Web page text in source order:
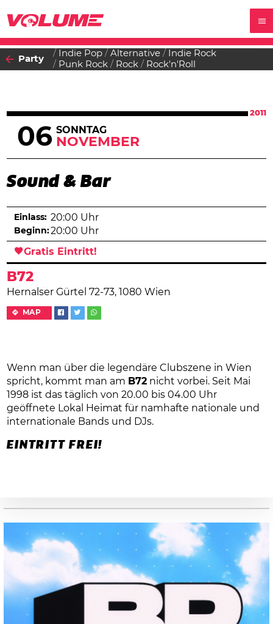
Party
Indie Pop Alternative
Indie Rock
Punk Rock
Rock Rock'n'Roll
2011
06 SONNTAG
NOVEMBER
Sound & Bar
B72
Hernalser Gürtel 72-73, 1080 Wien
MAP
Einlass: 20:00 Uhr
Beginn:20:00 Uhr
Gratis Eintritt!
Wenn man über die legendäre Clubszene in Wien
spricht, kommt man am B72 nicht vorbei. Seit Mai
1998 ist das täglich von 20.00 bis 04.00 Uhr
geöffnete Lokal Heimat für namhafte nationale und
internationale Bands und DJs.
EINTRITT FREI!